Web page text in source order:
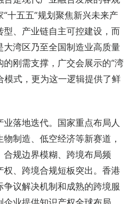
十五五”规划聚焦新兴未来产
型、产业链自主可控建设，而
大湾区乃至全国制造业高质量
刚需支撑，广交会展示的“湾
模式，更为这一逻辑提供了鲜
落地迭代。国家重点布局人
制造、低空经济等新赛道，
合规边界模糊、跨境布局频
、跨境合规短板突出。香港
议解决机制和成熟的跨境服